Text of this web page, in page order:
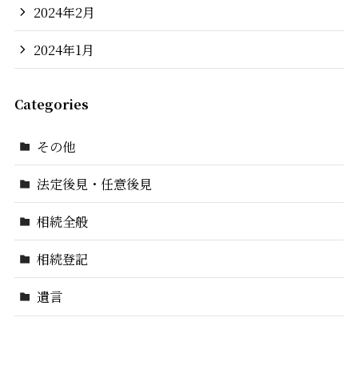
2024年2月
2024年1月
Categories
その他
法定後見・任意後見
相続全般
相続登記
遺言